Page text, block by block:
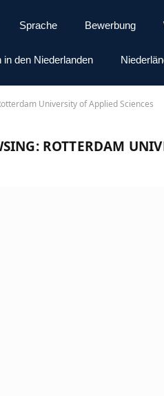
Sprache Bewerbung
in den Niederlanden
University of Applied Sciences
ROTTERDAM